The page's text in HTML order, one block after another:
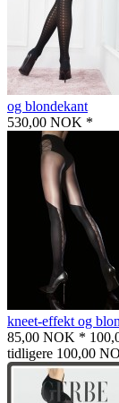
og blondekant
530,00 NOK *
kneet-effekt og
85,00 NOK *
tidligere 100,00